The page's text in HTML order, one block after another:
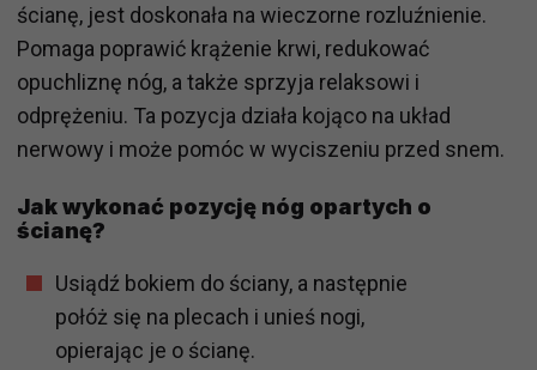
ścianę, jest doskonała na wieczorne rozluźnienie.
Pomaga poprawić krążenie krwi, redukować
opuchliznę nóg, a także sprzyja relaksowi i
odprężeniu. Ta pozycja działa kojąco na układ
nerwowy i może pomóc w wyciszeniu przed snem.
Jak wykonać pozycję nóg opartych o
ścianę?
Usiądź bokiem do ściany, a następnie
połóż się na plecach i unieś nogi,
opierając je o ścianę.